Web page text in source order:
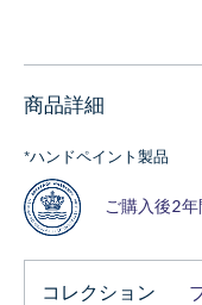
商品詳細
*ハンドペイント製品
ご購入後2
コレクション